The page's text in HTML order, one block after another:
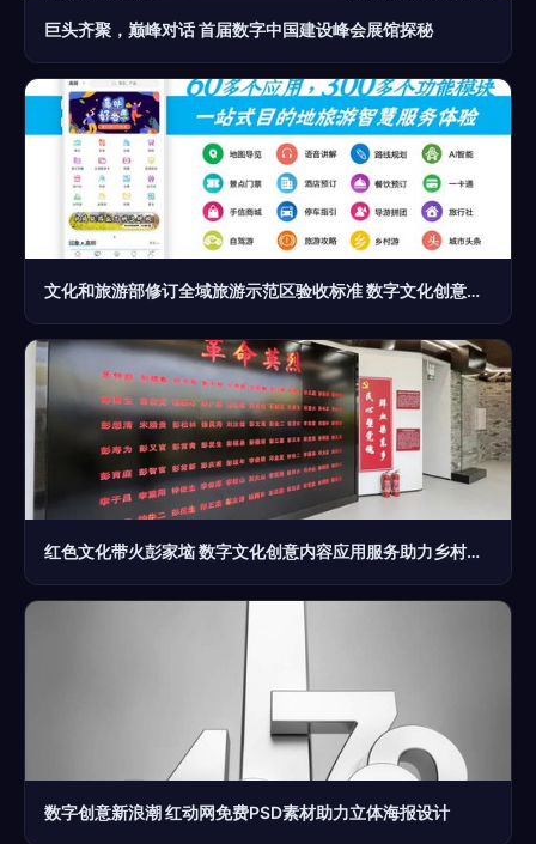
巨头齐聚，巅峰对话 首届数字中国建设峰会展馆探秘
文化和旅游部修订全域旅游示范区验收标准 数字文化创意内容应用服务成重点评估指标
红色文化带火彭家垴 数字文化创意内容应用服务助力乡村振兴
数字创意新浪潮 红动网免费PSD素材助力立体海报设计